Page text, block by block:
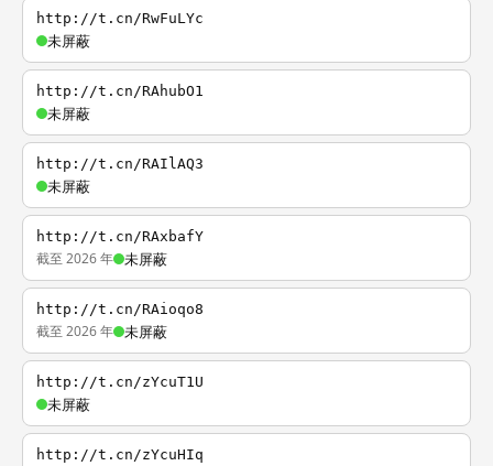
http://t.cn/RwFuLYc
未屏蔽
http://t.cn/RAhubO1
未屏蔽
http://t.cn/RAIlAQ3
未屏蔽
http://t.cn/RAxbafY
截至 2026 年 未屏蔽
http://t.cn/RAioqo8
截至 2026 年 未屏蔽
http://t.cn/zYcuT1U
未屏蔽
http://t.cn/zYcuHIq